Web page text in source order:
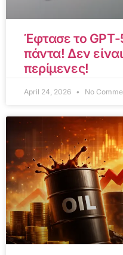
Έφτασε το GPT-
πάντα! Δεν
περίμενες!
April 24, 2026 No